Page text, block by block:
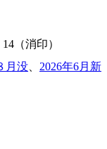
（消印）
月没
2026年6月新